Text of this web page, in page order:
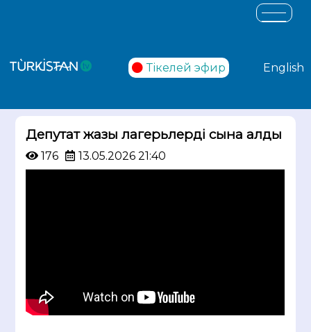
Тікелей эфир English
Депутат жазғы лагерьлерді сынға алды
176 13.05.2026 21:40